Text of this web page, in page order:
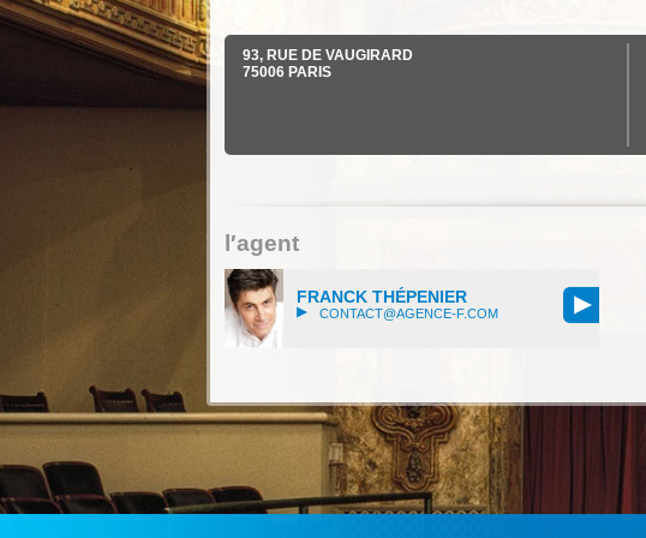
93, RUE DE VAUGIRARD
75006 PARIS
l′agent
FRANCK THÉPENIER
CONTACT@AGENCE-F.COM